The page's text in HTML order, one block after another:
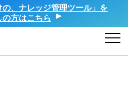
の、ナレッジ管理ツール」を
の方はこちら